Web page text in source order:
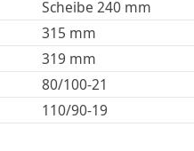
Scheibe 240 mm
315 mm
319 mm
80/100-21
110/90-19